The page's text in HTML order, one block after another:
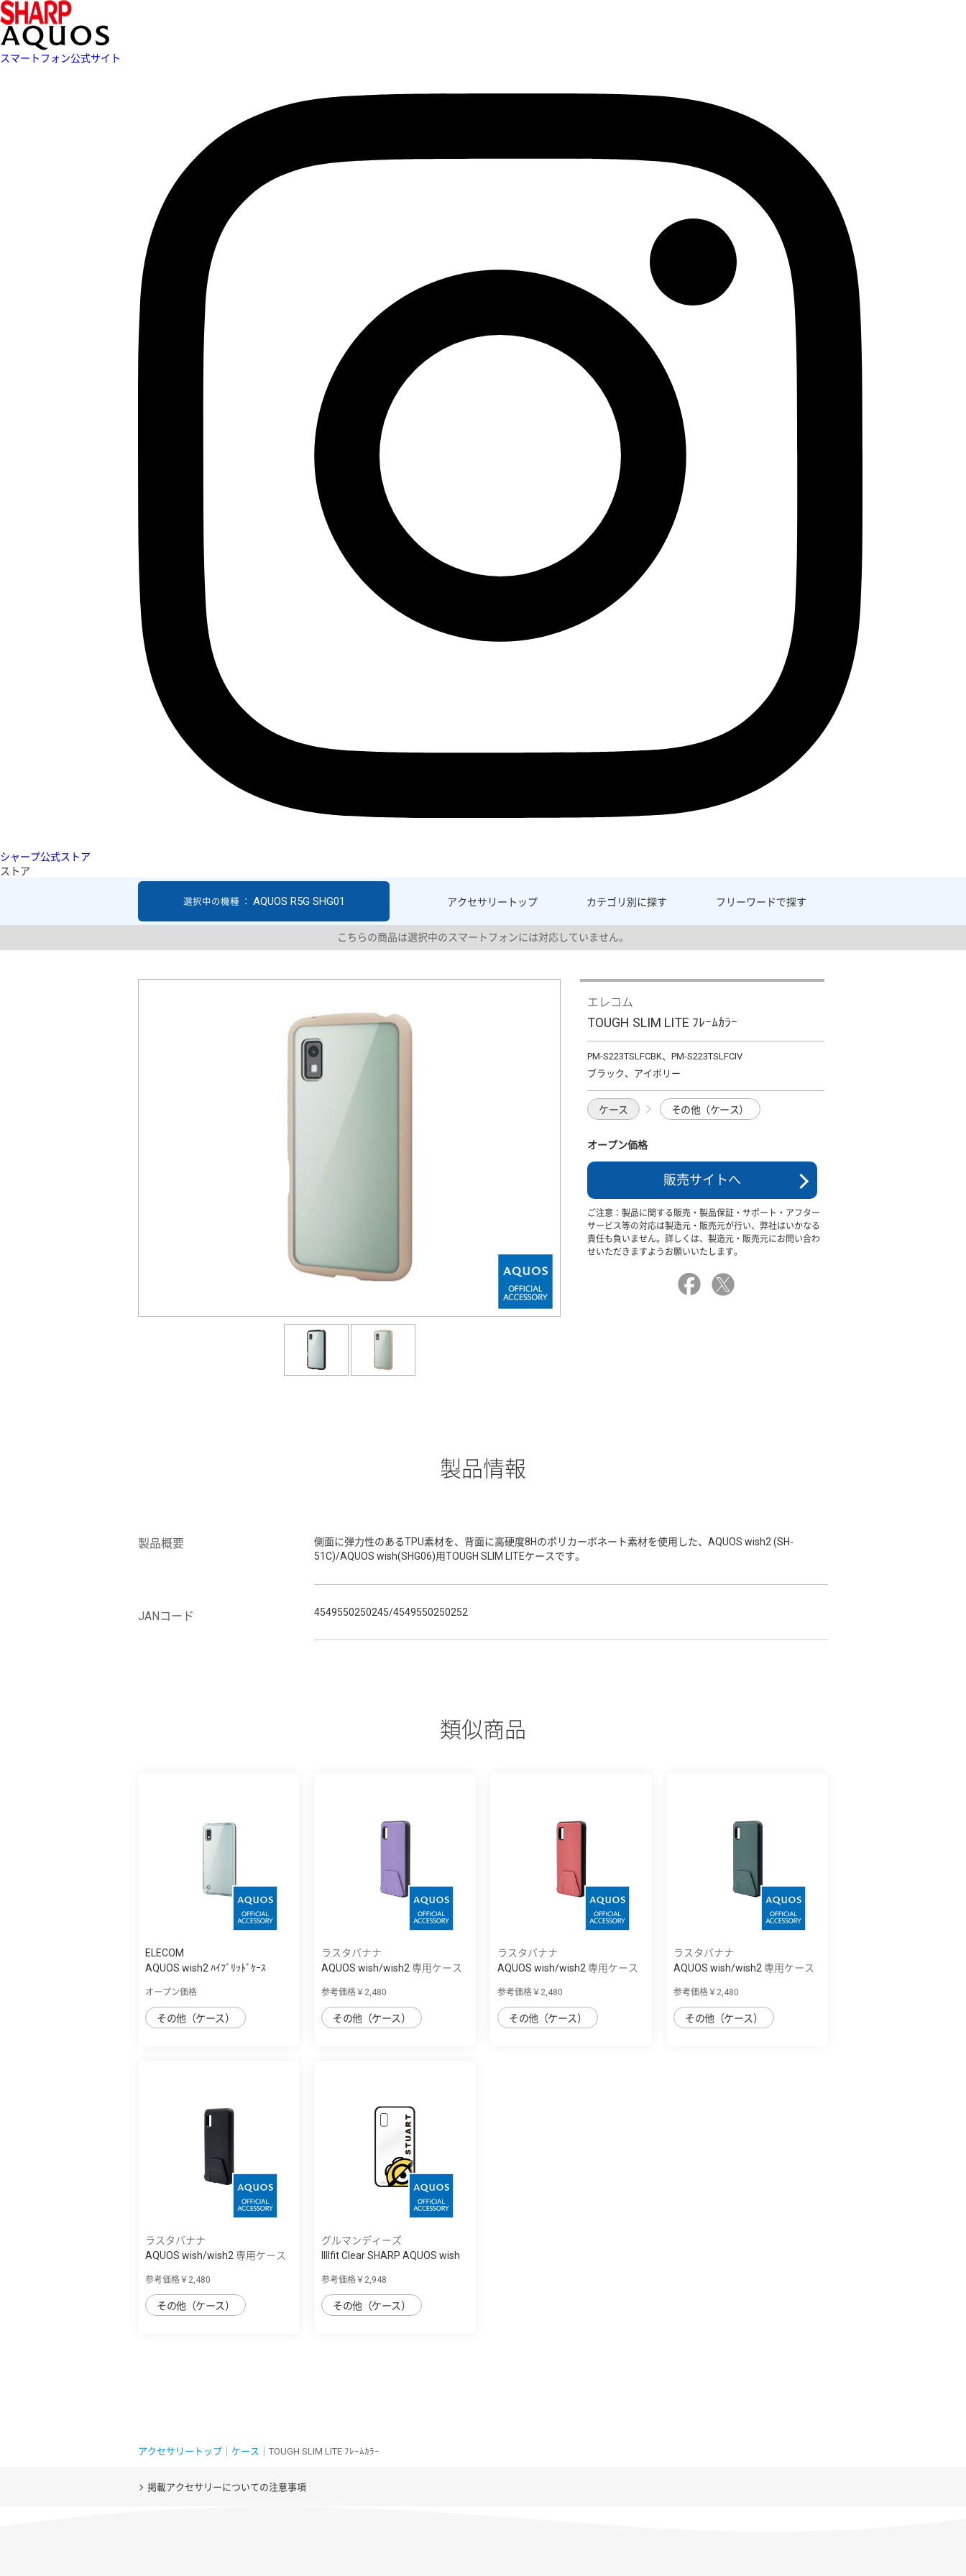
スマートフォン公式サイト
シャープ公式ストア
ストア
アクセサリー トップ カテゴリ別に探す フリーワードで探す
選択中の機種 ： AQUOS R5G SHG01
こちらの商品は選択中のスマートフォンには対応していません。
エレコム
TOUGH SLIM LITE ﾌﾚｰﾑｶﾗｰ
PM-S223TSLFCBK、PM-S223TSLFCIV
ブラック、アイボリー
ケース その他（ケース）
オープン価格
販売サイトへ
ご注意：製品に関する販売・製品保証・サポート・アフター
サービス等の対応は製造元・販売元が行い、弊社はいかなる
責任も負いません。詳しくは、製造元・販売元にお問い合わ
せいただきますようお願いいたします。
製品情報
製品概要
側面に弾力性のあるTPU素材を、背面に高硬度8Hのポリカーボネート素材を使用した、AQUOS wish2 (SH-
51C)/AQUOS wish(SHG06)用TOUGH SLIM LITEケースです。
JANコード 4549550250245/4549550250252
類似商品
ELECOM
AQUOS wish2 ﾊｲﾌﾞﾘｯﾄﾞｹｰｽ
オープン価格
その他（ケース）
ラスタバナナ
AQUOS wish/wish2 専用ケース
参考価格￥2,480
その他（ケース）
ラスタバナナ
AQUOS wish/wish2 専用ケース
参考価格￥2,480
その他（ケース）
ラスタバナナ
AQUOS wish/wish2 専用ケース
参考価格￥2,480
その他（ケース）
ラスタバナナ
AQUOS wish/wish2 専用ケース
参考価格￥2,480
その他（ケース）
グルマンディーズ
IIIIfit Clear SHARP AQUOS wish
参考価格￥2,948
その他（ケース）
アクセサリートップ ケース ｜TOUGH SLIM LITE ﾌﾚｰﾑｶﾗｰ
掲載アクセサリーについての注意事項